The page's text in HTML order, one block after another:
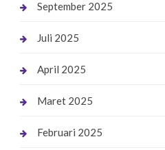
September 2025
Juli 2025
April 2025
Maret 2025
Februari 2025